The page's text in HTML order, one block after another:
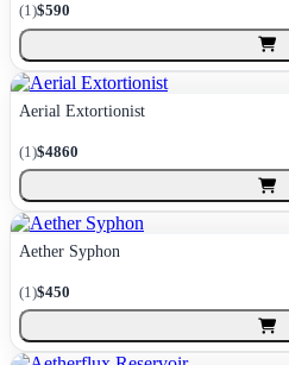
(1)$590
Aerial Extortionist
(1)$4860
Aether Syphon
(1)$450